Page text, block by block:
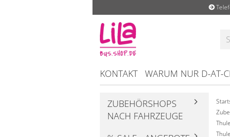
KONTAKT WARUM NUR D-AT-
ZUBEHÖRSHOPS
NACH FAHRZEUGE